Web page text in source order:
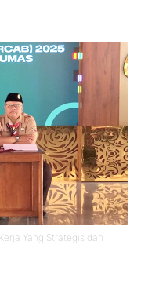
Yang Strategis dan